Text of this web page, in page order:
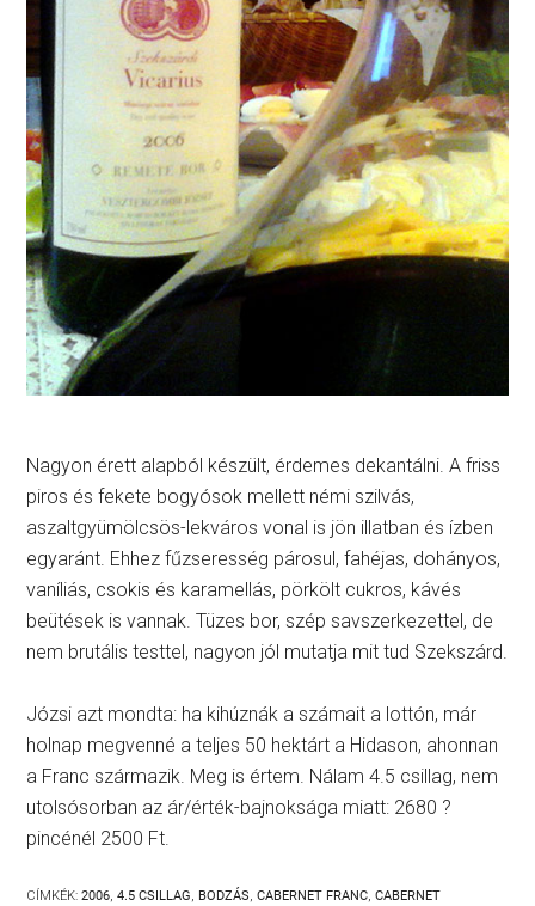
Nagyon érett alapból készült, érdemes dekantálni. A friss
piros és fekete bogyósok mellett némi szilvás,
aszaltgyümölcsös-lekváros vonal is jön illatban és ízben
egyaránt. Ehhez fűzseresség párosul, fahéjas, dohányos,
vaníliás, csokis és karamellás, pörkölt cukros, kávés
beütések is vannak. Tüzes bor, szép savszerkezettel, de
nem brutális testtel, nagyon jól mutatja mit tud Szekszárd.
Józsi azt mondta: ha kihúznák a számait a lottón, már
holnap megvenné a teljes 50 hektárt a Hidason, ahonnan
a Franc származik. Meg is értem. Nálam 4.5 csillag, nem
utolsósorban az ár/érték-bajnoksága miatt: 2680 ?
pincénél 2500 Ft.
CÍMKÉK:2006,4.5 CSILLAG, BODZÁS,CABERNET FRANC,CABERNET